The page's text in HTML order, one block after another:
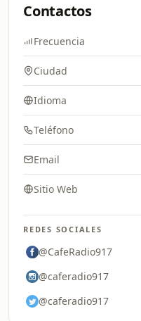
Contactos
Frecuencia
Ciudad
Idioma
Teléfono
Email
Sitio Web
REDES SOCIALES
@CafeRadio917
@caferadio917
@caferadio917